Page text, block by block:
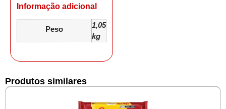
Informação adicional
Peso
1,05
kg
Produtos similares